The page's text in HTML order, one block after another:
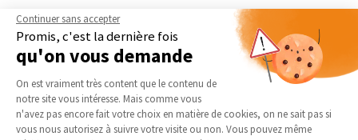
Pourquoi confier votre projet d'extension à
votre courtier en travaux ?
Continuer sans accepter
Promis, c'est la dernière fois
qu'on vous demande
Plateforme de Gestion du
On est vraiment très content que le contenu de
notre site vous intéresse. Mais comme vous
n'avez pas encore fait votre choix en matière de cookies, on ne sait pas si
vous nous autorisez à suivre votre visite ou non. Vous pouvez même
Axeptio consent